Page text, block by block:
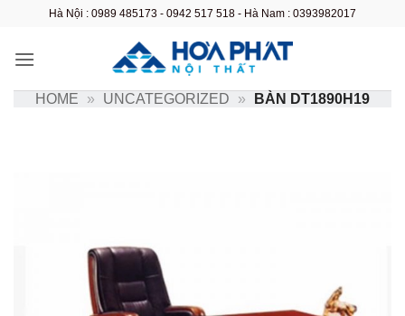
nội
Hà Nội : 0989 485173 - 0942 517 518 - Hà Nam : 0393982017
HOME » UNCATEGORIZED » BÀN DT1890H19